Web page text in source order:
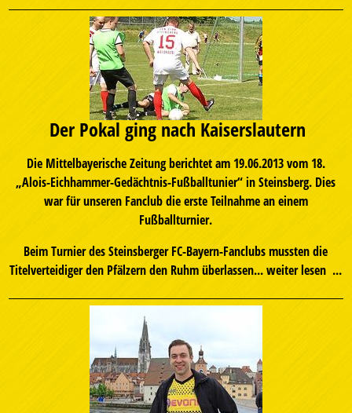
Der Pokal ging nach Kaiserslautern
Die Mittelbayerische Zeitung berichtet am 19.06.2013 vom 18.
„Alois-Eichhammer-Gedächtnis-Fußballtunier“ in Steinsberg. Dies
war für unseren Fanclub die erste Teilnahme an einem
Fußballturnier.
Beim Turnier des Steinsberger FC-Bayern-Fanclubs mussten die
Titelverteidiger den Pfälzern den Ruhm überlassen...weiter lesen ...